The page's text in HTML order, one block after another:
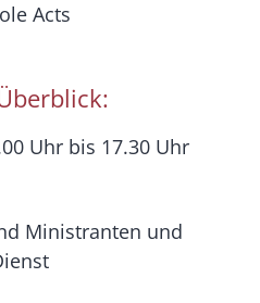
Acts
Uhr bis 17.30 Uhr
Ministranten und